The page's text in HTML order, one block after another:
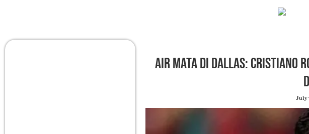
Air Mata di Dallas: Cristiano
July